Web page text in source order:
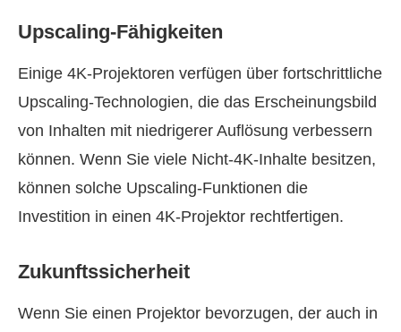
Upscaling‑Fähigkeiten
Einige 4K‑Projektoren verfügen über fortschrittliche
Upscaling‑Technologien, die das Erscheinungsbild
von Inhalten mit niedrigerer Auflösung verbessern
können. Wenn Sie viele Nicht‑4K‑Inhalte besitzen,
können solche Upscaling‑Funktionen die
Investition in einen 4K‑Projektor rechtfertigen.
Zukunftssicherheit
Wenn Sie einen Projektor bevorzugen, der auch in